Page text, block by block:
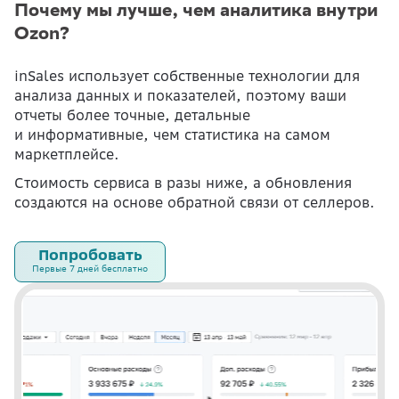
Почему мы лучше, чем аналитика внутри
Ozon?
inSales использует собственные технологии для
анализа данных и показателей, поэтому ваши
отчеты более точные, детальные
и информативные, чем статистика на самом
маркетплейсе.
Стоимость сервиса в разы ниже, а обновления
создаются на основе обратной связи от селлеров.
Попробовать
Первые 7 дней бесплатно